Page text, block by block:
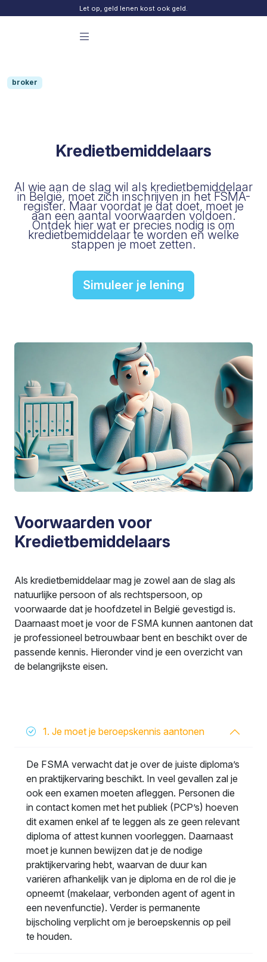
Let op, geld lenen kost ook geld.
broker
Kredietbemiddelaars
Al wie aan de slag wil als kredietbemiddelaar
in België, moet zich inschrijven in het FSMA-
register. Maar voordat je dat doet, moet je
aan een aantal voorwaarden voldoen.
Ontdek hier wat er precies nodig is om
kredietbemiddelaar te worden en welke
stappen je moet zetten.
Simuleer je lening
Voorwaarden voor
Kredietbemiddelaars
Als kredietbemiddelaar mag je zowel aan de slag als
natuurlijke persoon of als rechtspersoon, op
voorwaarde dat je hoofdzetel in België gevestigd is.
Daarnaast moet je voor de FSMA kunnen aantonen dat
je professioneel betrouwbaar bent en beschikt over de
passende kennis. Hieronder vind je een overzicht van
de belangrijkste eisen.
1. Je moet je beroepskennis aantonen
De FSMA verwacht dat je over de juiste diploma’s
en praktijkervaring beschikt. In veel gevallen zal je
ook een examen moeten afleggen. Personen die
in contact komen met het publiek (PCP’s) hoeven
dit examen enkel af te leggen als ze geen relevant
diploma of attest kunnen voorleggen. Daarnaast
moet je kunnen bewijzen dat je de nodige
praktijkervaring hebt, waarvan de duur kan
variëren afhankelijk van je diploma en de rol die je
opneemt (makelaar, verbonden agent of agent in
een nevenfunctie). Verder is permanente
bijscholing verplicht om je beroepskennis op peil
te houden.